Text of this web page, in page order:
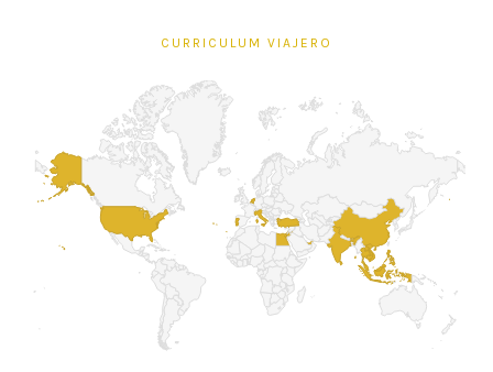
CURRICULUM VIAJERO